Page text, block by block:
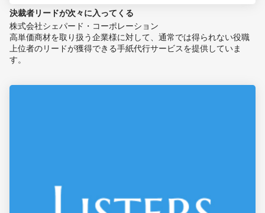
決裁者リードが次々に入ってくる
株式会社シェパード・コーポレーション
高単価商材を取り扱う企業様に対して、通常では得られない役職
上位者のリードが獲得できる手紙代行サービスを提供していま
す。